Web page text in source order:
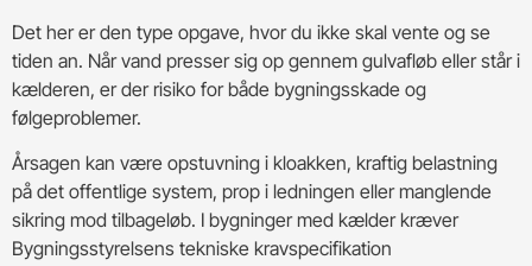
Det her er den type opgave, hvor du ikke skal vente og se
tiden an. Når vand presser sig op gennem gulvafløb eller står i
kælderen, er der risiko for både bygningsskade og
følgeproblemer.
Årsagen kan være opstuvning i kloakken, kraftig belastning
på det offentlige system, prop i ledningen eller manglende
sikring mod tilbageløb. I bygninger med kælder kræver
Bygningsstyrelsens tekniske kravspecifikation